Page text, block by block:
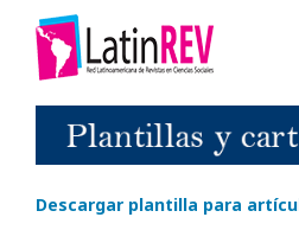
Descargar plantilla para